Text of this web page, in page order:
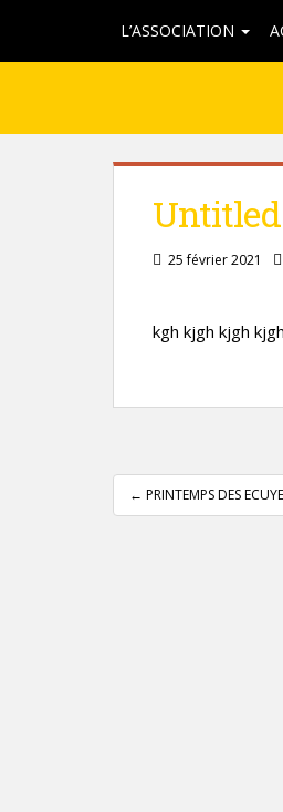
L’ASSOCIATION
Untitled
25 février 2021
kgh kjgh kjgh
d'article
← PRINTEMPS DES